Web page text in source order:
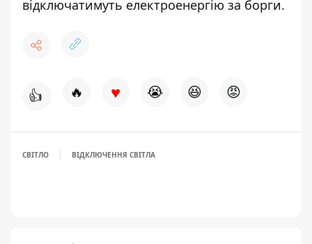
відключатимуть електроенергію за борги.
👍 🔥 ♥ 😭 😆 😡
СВІТЛО ВІДКЛЮЧЕННЯ СВІТЛА